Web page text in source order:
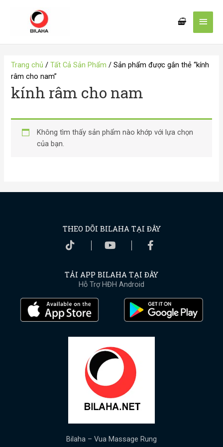
Trang chủ /Tất Cả Sản Phẩm / Sản phẩm được gắn thẻ “kính
râm cho nam”
kính râm cho nam
Không tìm thấy sản phẩm nào khớp với lựa chọn
của bạn.
THEO DÕI BILAHA TẠI ĐÂY
TẢI APP BILAHA TẠI ĐÂY
Hỗ Trợ HĐH Android
Bilaha – Vua Massage Rung